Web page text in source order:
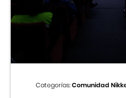
Categorías:Comunidad